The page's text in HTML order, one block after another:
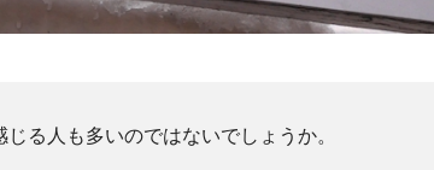
る人も多いのではないでしょうか。